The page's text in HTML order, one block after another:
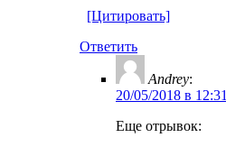
[Цитировать]
Ответить
Andrey:
20/05/2018 в 12:31
Еще отрывок: